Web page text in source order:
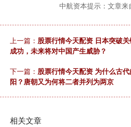
中航资本提示：文章来
上一篇： 股票行情今天配资 日本突破
成功，未来将对中国产生威胁？
下一篇： 股票行情今天配资 为什么古
阳？唐朝又为何将二者并列为两京
相关文章